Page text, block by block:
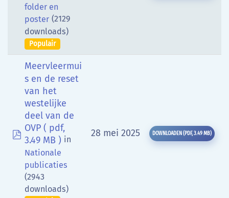
folder en
poster (2129
downloads)
Populair
pdf
Meervleermui
s en de reset
van het
westelijke
deel van de
OVP ( pdf,
3.49 MB ) in
Nationale
publicaties
(2943
downloads)
28 mei 2025 DOWNLOADEN (PDF,3.49 MB)